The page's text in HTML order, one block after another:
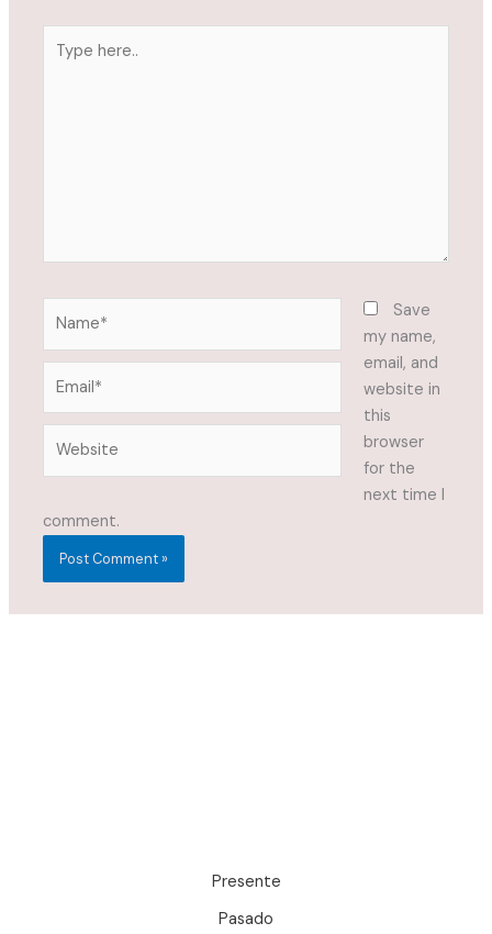
here..
Save
my name,
email, and
website in
this
browser
for the
next time I
comment.
Presente
Pasado